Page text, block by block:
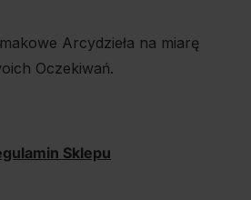
Arcydzieła na miarę
Oczekiwań.
Sklepu